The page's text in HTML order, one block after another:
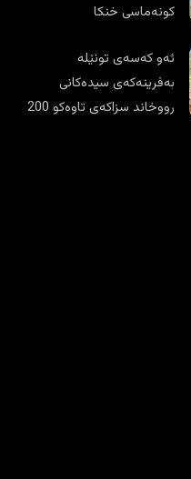
کونەماسی خنکا
ئەو کەسەی تونێلە
بەفرینەکەی سیدەکانی
رووخاند سزاکەی تاوەکو 200